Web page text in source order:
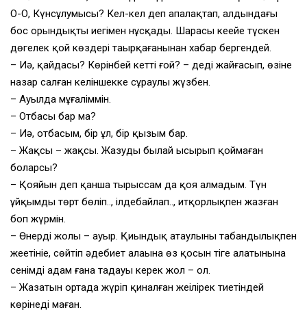
О-О, Күнсұлумысың? Кел-кел деп апалақтап, алдындағы
бос орындықты иегімен нұсқады. Шарасы кеңейе түскен
дөңгелек қой көздері таңырқағанынан хабар бергендей.
– Иә, қайдасың? Көрінбей кеттің ғой? – деді жайғасып, өзіне
назар салған келіншекке сұраулы жүзбен.
– Ауылда мұғаліммін.
– Отбасы бар ма?
– Иә, отбасым, бір ұл, бір қызым бар.
– Жақсы – жақсы. Жазуды былай ысырып қоймаған
боларсың?
– Қояйын деп қанша тырыссам да қоя алмадым. Түн
ұйқымды төрт бөліп.., ілдебайлап.., итқорлықпен жазған
боп жүрмін.
– Өнердің жолы – ауыр. Қиындық атаулыны табандылықпен
жеңетініңе, сөйтіп әдебиет алаңына өз қосын тіге алатынына
сенімді адам ғана таңдауы керек жол – ол.
– Жазатын ортада жүріп қиналған жеңілірек тиетіндей
көрінеді маған.